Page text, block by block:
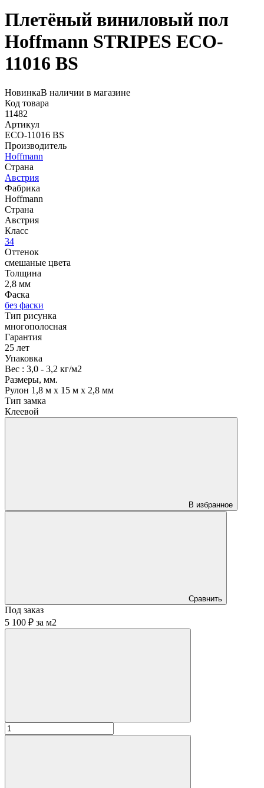
Плетёный виниловый пол
Hoffmann STRIPES ECO-
11016 BS
НовинкаВ наличии в магазине
Код товара
11482
Артикул
ECO-11016 BS
Производитель
Hoffmann
Страна
Австрия
Фабрика
Hoffmann
Страна
Австрия
Класс
34
Оттенок
смешаные цвета
Толщина
2,8 мм
Фаска
без фаски
Тип рисунка
многополосная
Гарантия
25 лет
Упаковка
Вес : 3,0 - 3,2 кг/м2
Размеры, мм.
Рулон 1,8 м х 15 м х 2,8 мм
Тип замка
Клеевой
В избранное
Сравнить
Под заказ
5 100 ₽ за м2